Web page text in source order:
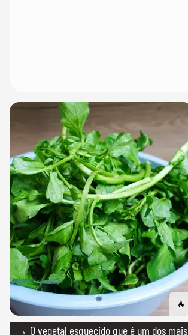
→ O vegetal esquecido que é um dos mais